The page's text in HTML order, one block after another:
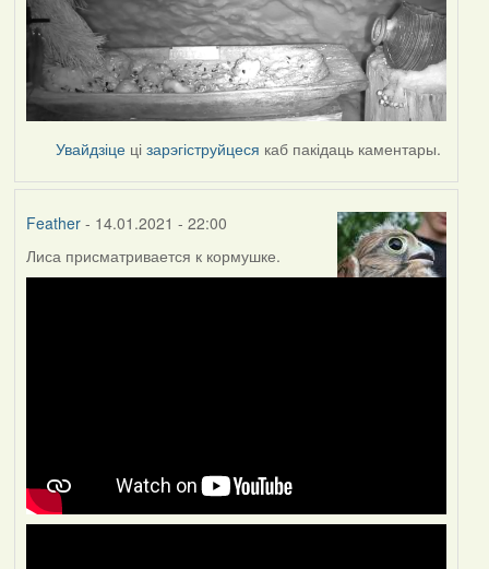
Увайдзіце цізарэгіструйцеся каб пакідаць каментары.
Feather- 14.01.2021 - 22:00
Лиса присматривается к кормушке.